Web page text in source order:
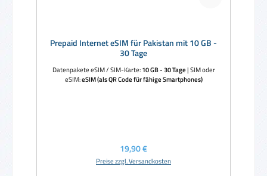
Prepaid Internet eSIM für Pakistan mit 10 GB -
30 Tage
Datenpakete eSIM / SIM-Karte:10 GB - 30 Tage|SIM oder
eSIM:eSIM (als QR Code für fähige Smartphones)
Regulärer Preis:
19,90 €
Preise zzgl. Versandkosten